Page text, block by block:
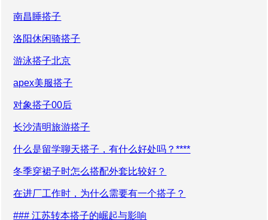
南昌睡搭子
洛阳休闲骑搭子
游泳搭子北京
apex美服搭子
对象搭子00后
长沙清明旅游搭子
什么是留学聊天搭子，有什么好处吗？****
冬季穿裙子时怎么搭配外套比较好？
在进厂工作时，为什么需要有一个搭子？
### 江苏转本搭子的崛起与影响